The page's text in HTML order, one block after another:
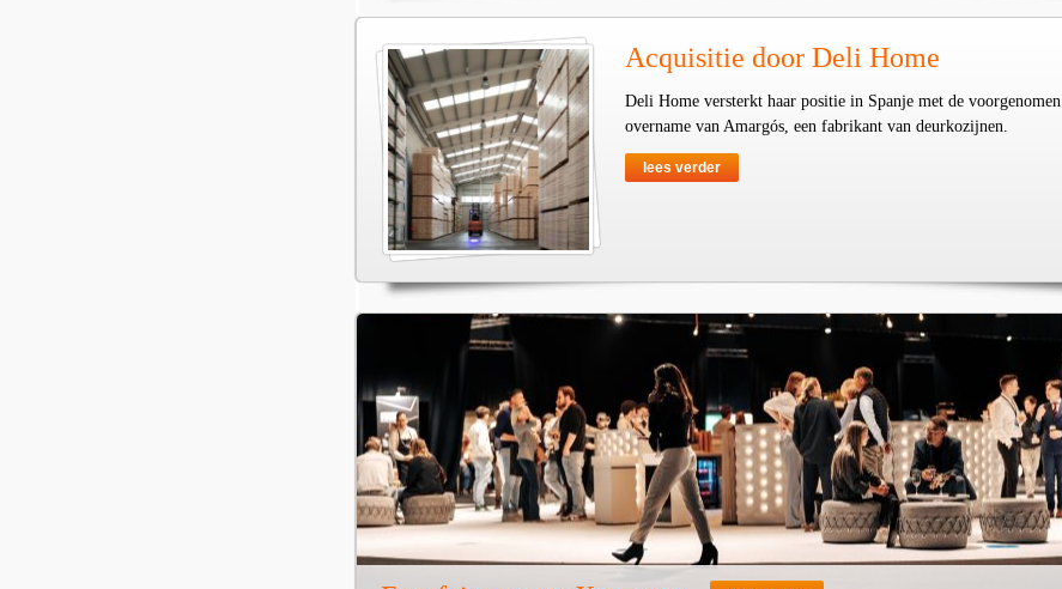
Acquisitie door Deli Home
Deli Home versterkt haar positie in Spanje met de voorgenomen
overname van Amargós, een fabrikant van deurkozijnen.
lees verder